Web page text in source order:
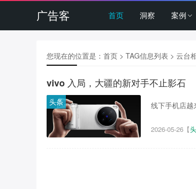
广告客 首页 洞察 案例
您现在的位置是： 首页 > TAG信息列表 > 云台
vivo 入局，大疆的新对手不止影石
头条 线下手机店越
2026-05-26【